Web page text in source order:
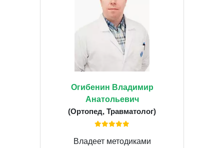
Огибенин Владимир
Анатольевич
(Ортопед, Травматолог)
Владеет методиками